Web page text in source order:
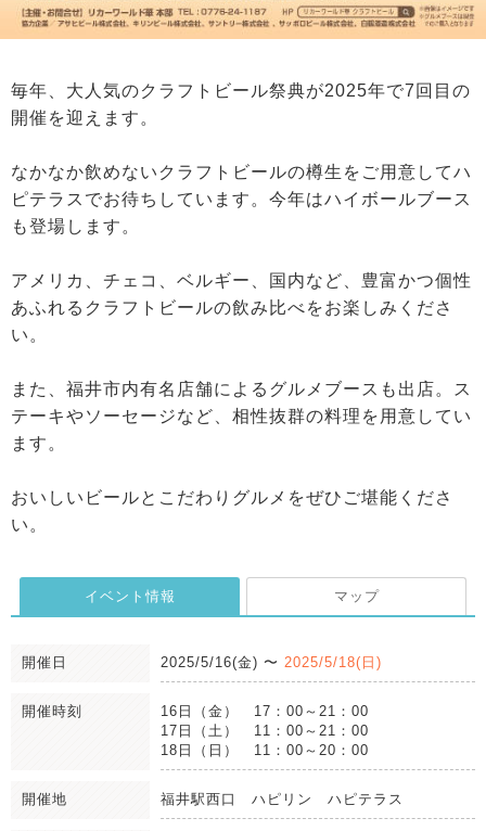
毎年、大人気のクラフトビール祭典が2025年で7回目の
開催を迎えます。
なかなか飲めないクラフトビールの樽生をご用意してハ
ピテラスでお待ちしています。今年はハイボールブース
も登場します。
アメリカ、チェコ、ベルギー、国内など、豊富かつ個性
あふれるクラフトビールの飲み比べをお楽しみくださ
い。
また、福井市内有名店舗によるグルメブースも出店。ス
テーキやソーセージなど、相性抜群の料理を用意してい
ます。
おいしいビールとこだわりグルメをぜひご堪能くださ
い。
イベント情報 マップ
開催日 2025/5/16(金) 〜 2025/5/18(日)
開催時刻
16日（金） 17：00～21：00
17日（土） 11：00～21：00
18日（日） 11：00～20：00
開催地 福井駅西口 ハピリン ハピテラス